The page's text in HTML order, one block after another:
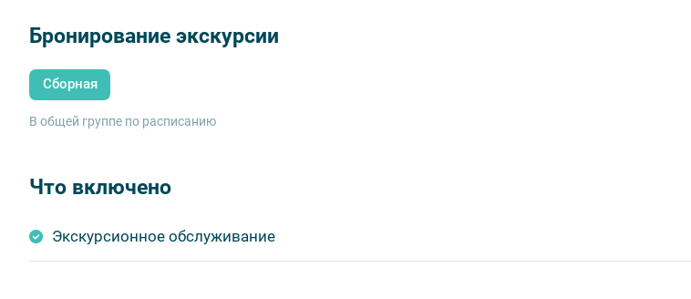
Бронирование экскурсии
Сборная
В общей группе по расписанию
Что включено
Экскурсионное обслуживание